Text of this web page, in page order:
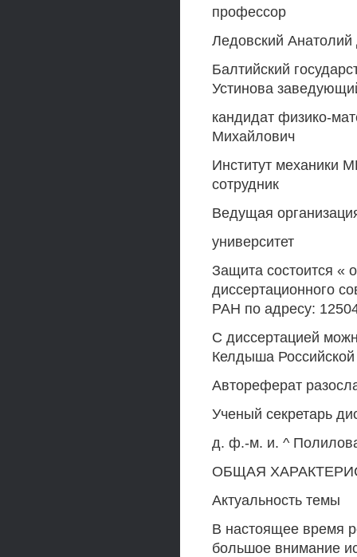
профессор
Ледовский Анатолий
Балтийский
Устинова
кандидат физико-
Михайлович
Институт механики
сотрудник
Ведущая
университет
Защита состоится «
диссертационного
РАН по адресу:
С диссертацией
Келдыша
Автореферат
Ученый секретарь
д. ф.-м. и. ^
ОБЩАЯ
Актуальность темы
В настоящее время
большое внимание